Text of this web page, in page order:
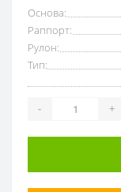
Основа:
Раппорт:
Рулон:
Тип:
- +